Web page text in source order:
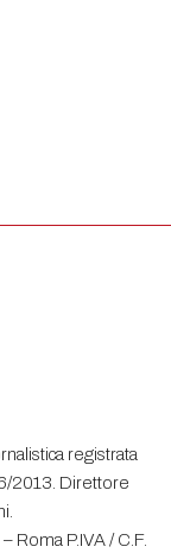
registrata
2013. Direttore
Roma P.IVA / C.F.